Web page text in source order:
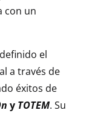
con un
el
a través de
éxitos de
y TOTEM. Su